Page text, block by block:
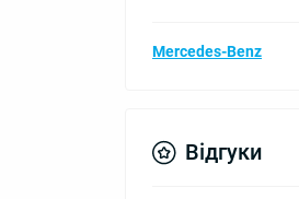
Mercedes-Benz
Відгуки